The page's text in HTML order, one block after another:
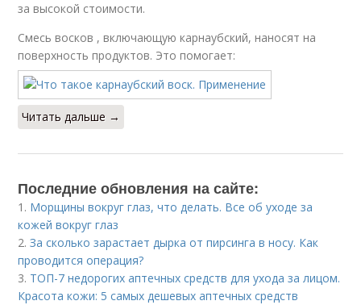
за высокой стоимости.
Смесь восков , включающую карнаубский, наносят на
поверхность продуктов. Это помогает:
Читать дальше →
Последние обновления на сайте:
1. Морщины вокруг глаз, что делать. Все об уходе за
кожей вокруг глаз
2.За сколько зарастает дырка от пирсинга в носу. Как
проводится операция?
3. ТОП-7 недорогих аптечных средств для ухода за лицом.
Красота кожи: 5 самых дешевых аптечных средств